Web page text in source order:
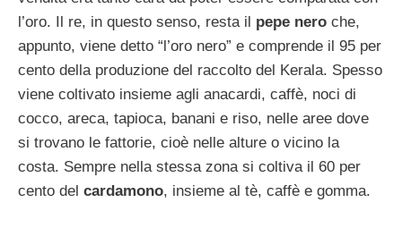
l’oro. Il re, in questo senso, resta il pepe nero che,
appunto, viene detto “l’oro nero” e comprende il 95 per
cento della produzione del raccolto del Kerala. Spesso
viene coltivato insieme agli anacardi, caffè, noci di
cocco, areca, tapioca, banani e riso, nelle aree dove
si trovano le fattorie, cioè nelle alture o vicino la
costa. Sempre nella stessa zona si coltiva il 60 per
cento del cardamono, insieme al tè, caffè e gomma.